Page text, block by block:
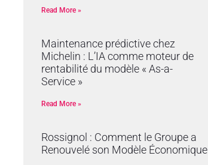
Read More »
Maintenance prédictive chez
Michelin : L’IA comme moteur de
rentabilité du modèle « As-a-
Service »
Read More »
Rossignol : Comment le Groupe a
Renouvelé son Modèle Économique